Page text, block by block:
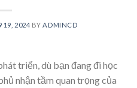
19, 2024 BY ADMINCD
triển, dù bạn đang đi học
nhận tầm quan trọng của